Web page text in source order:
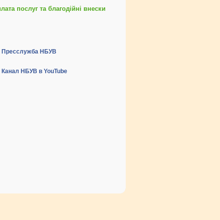
послуг та благодійні внески
Пресслужба НБУВ
Канал НБУВ в YouTube